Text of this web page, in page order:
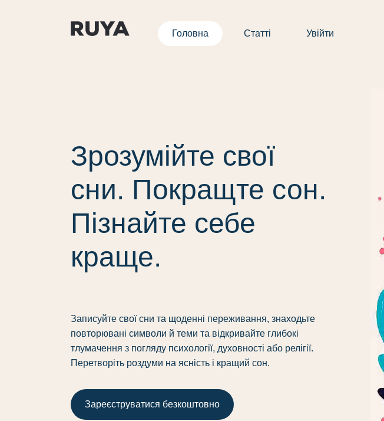
Головна Статті Увійти
Зрозумійте свої
сни. Покращте сон.
Пізнайте себе
краще.
Записуйте свої сни та щоденні переживання, знаходьте
повторювані символи й теми та відкривайте глибокі
тлумачення з погляду психології, духовності або релігії.
Перетворіть роздуми на ясність і кращий сон.
Зареєструватися безкоштовно